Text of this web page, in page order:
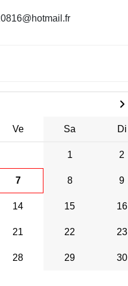
Ve Sa Di
1 2
7 8 9
14 15 16
21 22 23
28 29 30